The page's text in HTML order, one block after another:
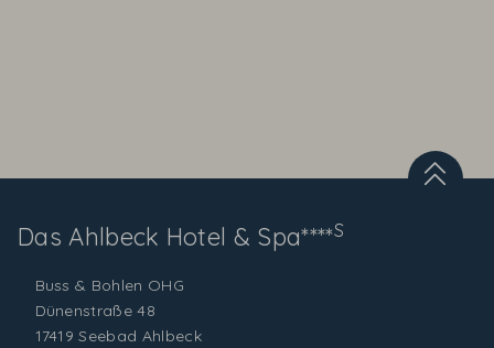
Das Ahlbeck Hotel & Spa****S
Buss & Bohlen OHG
Dünenstraße 48
17419 Seebad Ahlbeck